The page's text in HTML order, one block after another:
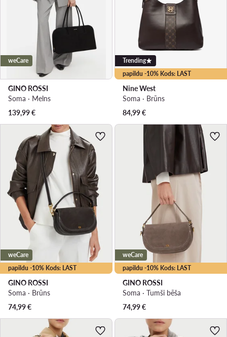
weCare
GINO ROSSI
Soma · Melns
139,99€
papildu -10% Kods: LAST
Trending
Nine West
Soma · Brūns
84,99€
papildu -10% Kods: LAST
weCare
GINO ROSSI
Soma · Brūns
74,99€
papildu -10% Kods: LAST
weCare
GINO ROSSI
Soma · Tumši bēša
74,99€